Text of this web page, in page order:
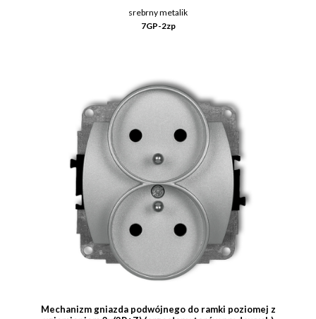
srebrny metalik
7GP-2zp
Mechanizm gniazda podwójnego do ramki poziomej z